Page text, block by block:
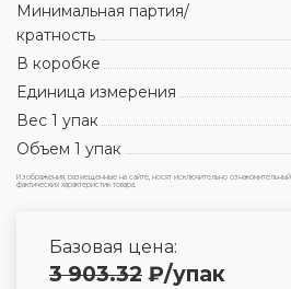
Минимальная партия/
кратность
В коробке
Единица измерения
Вес 1 упак
Объем 1 упак
Изображения, размещенные на сайте, носят исключительно
фактических характеристик товара.
Базовая цена:
3 903.32 ₽/упак